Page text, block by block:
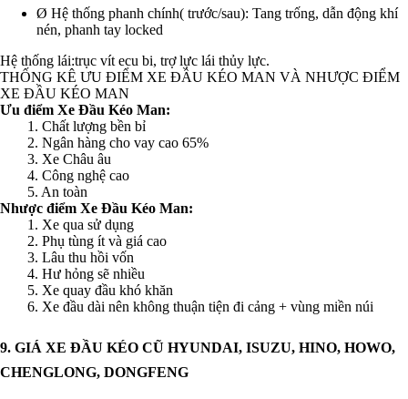
Ø Hệ thống phanh chính( trước/sau): Tang trống, dẫn động khí
nén, phanh tay locked
Hệ thống lái:trục vít ecu bi, trợ lực lái thủy lực.
THỐNG KÊ ƯU ĐIỂM XE ĐẦU KÉO MAN VÀ NHƯỢC ĐIỂM
XE ĐẦU KÉO MAN
Ưu điểm Xe Đầu Kéo Man:
1. Chất lượng bền bỉ
2. Ngân hàng cho vay cao 65%
3. Xe Châu âu
4. Công nghệ cao
5. An toàn
Nhược điểm Xe Đầu Kéo Man:
1. Xe qua sử dụng
2. Phụ tùng ít và giá cao
3. Lâu thu hồi vốn
4. Hư hỏng sẽ nhiều
5. Xe quay đầu khó khăn
6. Xe đầu dài nên không thuận tiện đi cảng + vùng miền núi
9. GIÁ XE ĐẦU KÉO CŨ HYUNDAI, ISUZU, HINO, HOWO,
CHENGLONG, DONGFENG